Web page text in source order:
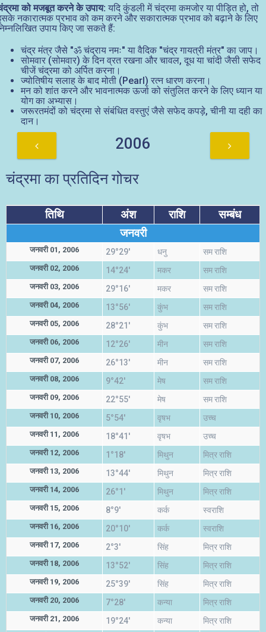
को मजबूत करने के उपाय: यदि कुंडली में चंद्रमा कमजोर या पीड़ित हो, तो
नकारात्मक प्रभाव को कम करने और सकारात्मक प्रभाव को बढ़ाने के लिए
उपाय किए जा सकते हैं:
चंद्र मंत्र जैसे "ॐ चंद्राय नमः" या वैदिक "चंद्र गायत्री मंत्र" का जाप।
सोमवार (सोमवार) के दिन व्रत रखना और चावल, दूध या चांदी जैसी सफेद
चीजें चंद्रमा को अर्पित करना।
ज्योतिषीय सलाह के बाद मोती (Pearl) रत्न धारण करना।
मन को शांत करने और भावनात्मक ऊर्जा को संतुलित करने के लिए ध्यान या
योग का अभ्यास।
जरूरतमंदों को चंद्रमा से संबंधित वस्तुएं जैसे सफेद कपड़े, चीनी या दही का
दान।
2006
चंद्रमा का प्रतिदिन गोचर
तिथि अंश राशि
सम्बंध
जनवरी
जनवरी 01, 2006 29°29' धनु सम राशि
जनवरी 02, 2006 14°24' मकर सम राशि
जनवरी 03, 2006 29°16' मकर सम राशि
जनवरी 04, 2006 13°56' कुंभ सम राशि
जनवरी 05, 2006 28°21' कुंभ सम राशि
जनवरी 06, 2006 12°26' मीन सम राशि
जनवरी 07, 2006 26°13' मीन सम राशि
जनवरी 08, 2006 9°42' मेष सम राशि
जनवरी 09, 2006 22°55' मेष सम राशि
जनवरी 10, 2006 5°54' वृषभ उच्च
जनवरी 11, 2006 18°41' वृषभ उच्च
जनवरी 12, 2006 1°18' मिथुन मित्र राशि
जनवरी 13, 2006 13°44' मिथुन मित्र राशि
जनवरी 14, 2006 26°1' मिथुन मित्र राशि
जनवरी 15, 2006 8°9' कर्क स्वराशि
जनवरी 16, 2006 20°10' कर्क स्वराशि
जनवरी 17, 2006 2°3' सिंह मित्र राशि
जनवरी 18, 2006 13°52' सिंह मित्र राशि
जनवरी 19, 2006 25°39' सिंह मित्र राशि
जनवरी 20, 2006 7°28' कन्या मित्र राशि
जनवरी 21, 2006 19°24' कन्या मित्र राशि